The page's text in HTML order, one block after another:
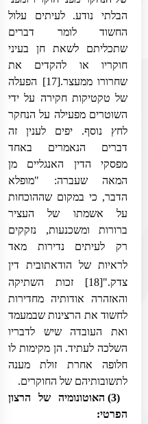
הבלתי נודע. לעיתים עלול
החשוד לומר דברים
שתכליתם לשאת חן בעיני
חוקריו או להקדים את
שחרורו ממעצר.[17]
הפעלה
של טקטיקות חקירה על ידי
השוטרים מפעילה על הנחקר
לחץ נוסף. יפים לענין זה
דברים הנאמרים באחד
מפסקי הדין האנגליים מן
המאה שעברה: "מופלא
הדבר, כי במקום שההוכחות
על אשמתו של העציר
ברורות ומשכנעות, נזקקים
רק לעיתים נדירות מאד
לראיות של הודאתובית דין
צדק."[18]
זכות השתיקה
והאזהרה אודותיה מחדירות
לחשוד את הרצינות שבמעמד
ואת העובדה שיש לדבריו
השלכה לעתיד. הן מקימות לו
חלופה אחרת זולת מענה
לתשובותיהם של החוקרים.
(3) האוטונומיה של הרצון
הפרטי: